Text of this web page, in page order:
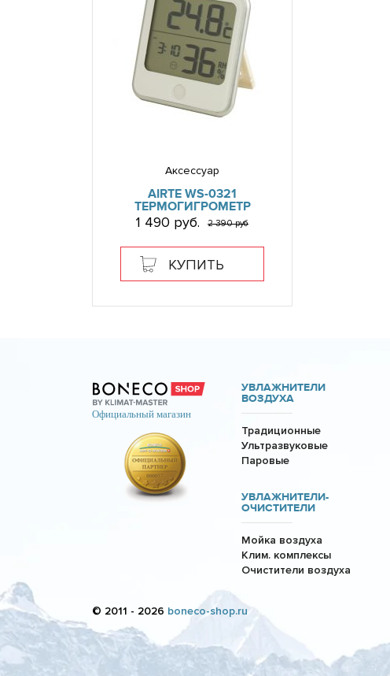
Аксессуар
AIRTE WS-0321
ТЕРМОГИГРОМЕТР
1 490 руб. 2 390 руб
КУПИТЬ
УВЛАЖНИТЕЛИ
ВОЗДУХА
Традиционные
Ультразвуковые
Паровые
УВЛАЖНИТЕЛИ-
ОЧИСТИТЕЛИ
Мойка воздуха
Клим. комплексы
Очистители воздуха
© 2011 - 2026 boneco-shop.ru